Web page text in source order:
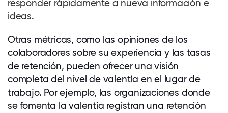
responder rápidamente a nueva información e
ideas.
Otras métricas, como las opiniones de los
colaboradores sobre su experiencia y las tasas
de retención, pueden ofrecer una visión
completa del nivel de valentía en el lugar de
trabajo. Por ejemplo, las organizaciones donde
se fomenta la valentía registran una retención